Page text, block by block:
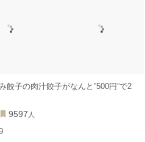
餃子の肉汁餃子がなんと”500円”で2
9597 人